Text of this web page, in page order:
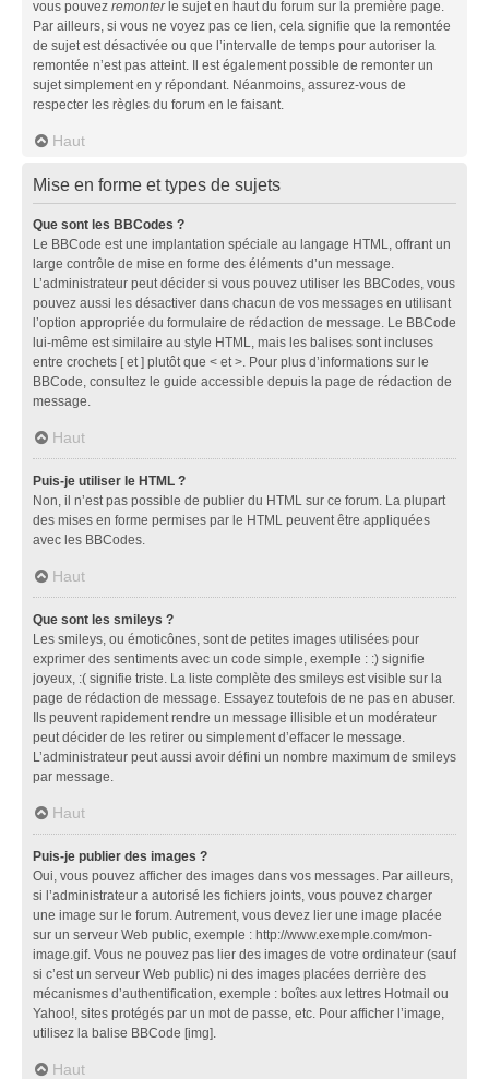
vous pouvez remonterle sujet en haut du forum sur la première page.
Par ailleurs, si vous ne voyez pas ce lien, cela signifie que la remontée
de sujet est désactivée ou que l’intervalle de temps pour autoriser la
remontée n’est pas atteint. Il est également possible de remonter un
sujet simplement en y répondant. Néanmoins, assurez-vous de
respecter les règles du forum en le faisant.
Haut
Mise en forme et types de sujets
Que sont les BBCodes ?
Le BBCode est une implantation spéciale au langage HTML, offrant un
large contrôle de mise en forme des éléments d’un message.
L’administrateur peut décider si vous pouvez utiliser les BBCodes, vous
pouvez aussi les désactiver dans chacun de vos messages en utilisant
l’option appropriée du formulaire de rédaction de message. Le BBCode
lui-même est similaire au style HTML, mais les balises sont incluses
entre crochets [ et ] plutôt que < et >. Pour plus d’informations sur le
BBCode, consultez le guide accessible depuis la page de rédaction de
message.
Haut
Puis-je utiliser le HTML ?
Non, il n’est pas possible de publier du HTML sur ce forum. La plupart
des mises en forme permises par le HTML peuvent être appliquées
avec les BBCodes.
Haut
Que sont les smileys ?
Les smileys, ou émoticônes, sont de petites images utilisées pour
exprimer des sentiments avec un code simple, exemple : :) signifie
joyeux, :( signifie triste. La liste complète des smileys est visible sur la
page de rédaction de message. Essayez toutefois de ne pas en abuser.
Ils peuvent rapidement rendre un message illisible et un modérateur
peut décider de les retirer ou simplement d’effacer le message.
L’administrateur peut aussi avoir défini un nombre maximum de smileys
par message.
Haut
Puis-je publier des images ?
Oui, vous pouvez afficher des images dans vos messages. Par ailleurs,
si l’administrateur a autorisé les fichiers joints, vous pouvez charger
une image sur le forum. Autrement, vous devez lier une image placée
sur un serveur Web public, exemple : http://www.exemple.com/mon-
image.gif. Vous ne pouvez pas lier des images de votre ordinateur (sauf
si c’est un serveur Web public) ni des images placées derrière des
mécanismes d’authentification, exemple : boîtes aux lettres Hotmail ou
Yahoo!, sites protégés par un mot de passe, etc. Pour afficher l’image,
utilisez la balise BBCode [img].
Haut